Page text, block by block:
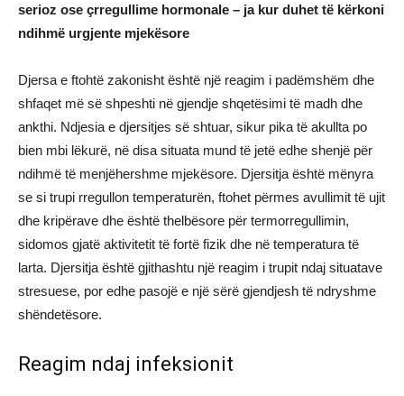
serioz ose çrregullime hormonale – ja kur duhet të kërkoni
ndihmë urgjente mjekësore
Djersa e ftohtë zakonisht është një reagim i padëmshëm dhe
shfaqet më së shpeshti në gjendje shqetësimi të madh dhe
ankthi. Ndjesia e djersitjes së shtuar, sikur pika të akullta po
bien mbi lëkurë, në disa situata mund të jetë edhe shenjë për
ndihmë të menjëhershme mjekësore. Djersitja është mënyra
se si trupi rregullon temperaturën, ftohet përmes avullimit të ujit
dhe kripërave dhe është thelbësore për termorregullimin,
sidomos gjatë aktivitetit të fortë fizik dhe në temperatura të
larta. Djersitja është gjithashtu një reagim i trupit ndaj situatave
stresuese, por edhe pasojë e një sërë gjendjesh të ndryshme
shëndetësore.
Reagim ndaj infeksionit